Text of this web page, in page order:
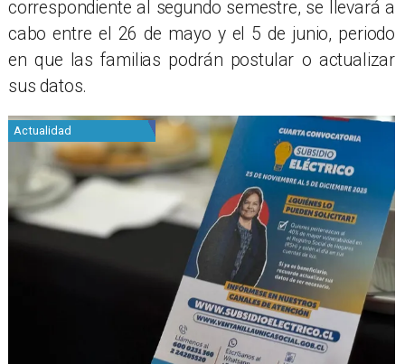
correspondiente al segundo semestre, se llevará a
cabo entre el 26 de mayo y el 5 de junio, periodo
en que las familias podrán postular o actualizar
sus datos.
Actualidad